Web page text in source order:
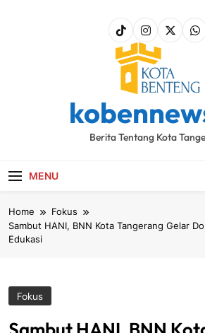
Berita Tentang Kota
MENU
Home
Fokus
Sambut HANI, BNN Kota Tangerang Gelar
Edukasi
Fokus